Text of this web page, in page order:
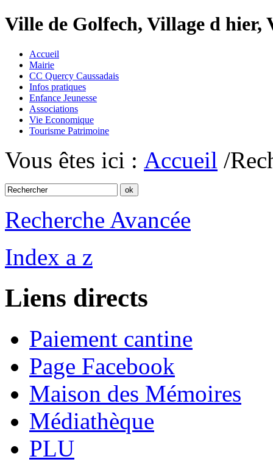
Ville de Golfech, Village d
Accueil
Mairie
CC Quercy Caussadais
Infos pratiques
Enfance Jeunesse
Associations
Vie Economique
Tourisme Patrimoine
Vous êtes ici : Accueil /
Recherche Avancée
Index a z
Liens directs
Paiement cantine
Page Facebook
Maison des Mémoires
Médiathèque
PLU